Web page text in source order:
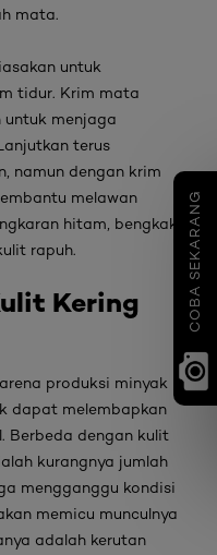
COBA SEKARANG
mata.
untuk
tidur. Krim mata
menjaga
terus
namun dengan krim
melawan
hitam, bengkak,
rapuh.
Kering
produksi minyak
dapat melembapkan
Berbeda dengan kulit
kurangnya jumlah
mengganggu kondisi
memicu munculnya
adalah kerutan